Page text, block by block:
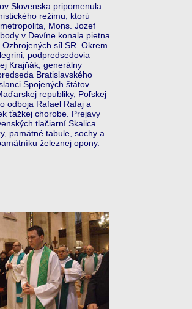
Slovenska pripomenula
režimu, ktorú
Mons. Jozef
v Devíne konala pietna
síl SR. Okrem
podpredsedovia
Krajňák, generálny
Bratislavského
Spojených štátov
republiky, Poľskej
odboja Rafael Rafaj a
ťažkej chorobe. Prejavy
tlačiarní Skalica
pamätné tabule, sochy a
železnej opony.